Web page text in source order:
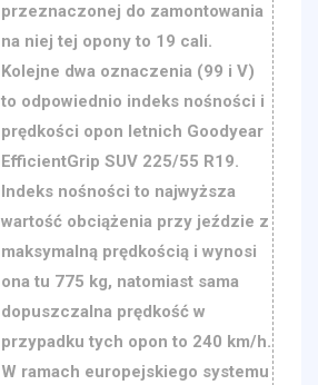
przeznaczonej do zamontowania
na niej tej opony to 19 cali.
Kolejne dwa oznaczenia (99 i V)
to odpowiednio indeks nośności i
prędkości opon letnich Goodyear
EfficientGrip SUV 225/55 R19.
Indeks nośności to najwyższa
wartość obciążenia przy jeździe z
maksymalną prędkością i wynosi
ona tu 775 kg, natomiast sama
dopuszczalna prędkość w
przypadku tych opon to 240 km/h.
W ramach europejskiego systemu